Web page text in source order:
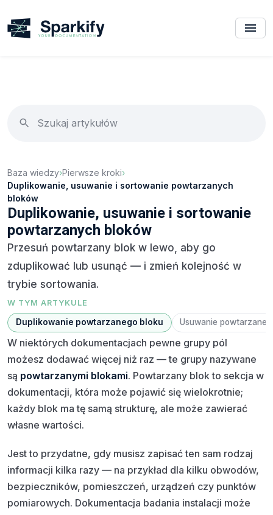
Baza wiedzy›Pierwsze kroki›
Duplikowanie, usuwanie i sortowanie powtarzanych
bloków
Duplikowanie, usuwanie i sortowanie
powtarzanych bloków
Przesuń powtarzany blok w lewo, aby go
zduplikować lub usunąć — i zmień kolejność w
trybie sortowania.
W TYM ARTYKULE
Duplikowanie powtarzanego bloku Usuwanie
W niektórych dokumentacjach pewne grupy pól
możesz dodawać więcej niż raz — te grupy nazywane
są powtarzanymi blokami. Powtarzany blok to sekcja w
dokumentacji, która może pojawić się wielokrotnie;
każdy blok ma tę samą strukturę, ale może zawierać
własne wartości.
Jest to przydatne, gdy musisz zapisać ten sam rodzaj
informacji kilka razy — na przykład dla kilku obwodów,
bezpieczników, pomieszczeń, urządzeń czy punktów
pomiarowych. Dokumentacja badania instalacji może